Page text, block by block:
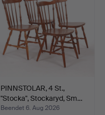
PINNSTOLAR, 4 St.,
"Stocka", Stockaryd, Sm…
Beendet 6. Aug 2026